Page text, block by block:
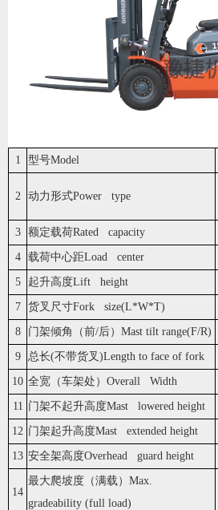
1 型号Model
2 动力形式Power type
3 额定载荷Rated capacity
4 载荷中心距Load center
5 起升高度Lift height
7 货叉尺寸Fork size(L*W*T)
8 门架倾角（前/后）Mast tilt range(F/R)
9 总长(不带货叉)Length to face of fork
10 全宽（车架处）Overall Width
11 门架不起升高度Mast lowered height
12 门架起升高度Mast extended height
13 安全架高度Overhead guard height
14
最大爬坡度（满载）Max.
gradeability (full load)